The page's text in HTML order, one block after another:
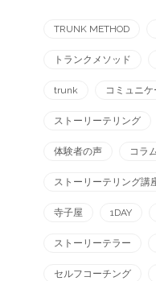
TRUNK METHOD
トランクメソッド
trunk コミュニケ
ストーリーテリング
体験者の声 コラ
ストーリーテリング講
寺子屋 1DAY
ストーリーテラー
セルフコーチング